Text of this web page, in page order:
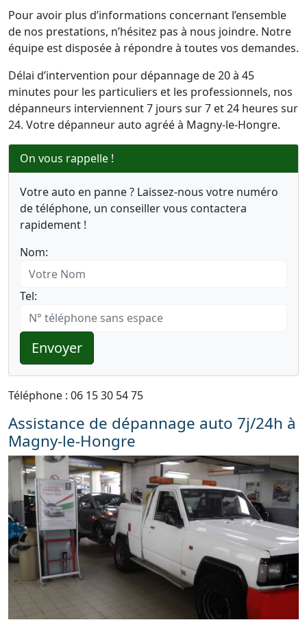
Pour avoir plus d’informations concernant l’ensemble
de nos prestations, n’hésitez pas à nous joindre. Notre
équipe est disposée à répondre à toutes vos demandes.
Délai d’intervention pour dépannage de 20 à 45
minutes pour les particuliers et les professionnels, nos
dépanneurs interviennent 7 jours sur 7 et 24 heures sur
24. Votre dépanneur auto agréé à Magny-le-Hongre.
On vous rappelle !
Votre auto en panne ? Laissez-nous votre numéro
de téléphone, un conseiller vous contactera
rapidement !
Nom:
Tel:
Envoyer
Téléphone : 06 15 30 54 75
Assistance de dépannage auto 7j/24h à
Magny-le-Hongre